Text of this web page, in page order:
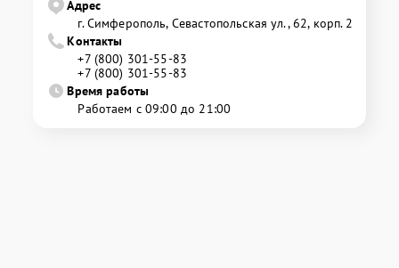
Адрес
г. Симферополь, Севастопольская ул., 62, корп. 2
Контакты
+7 (800) 301-55-83
+7 (800) 301-55-83
Время работы
Работаем с 09:00 до 21:00